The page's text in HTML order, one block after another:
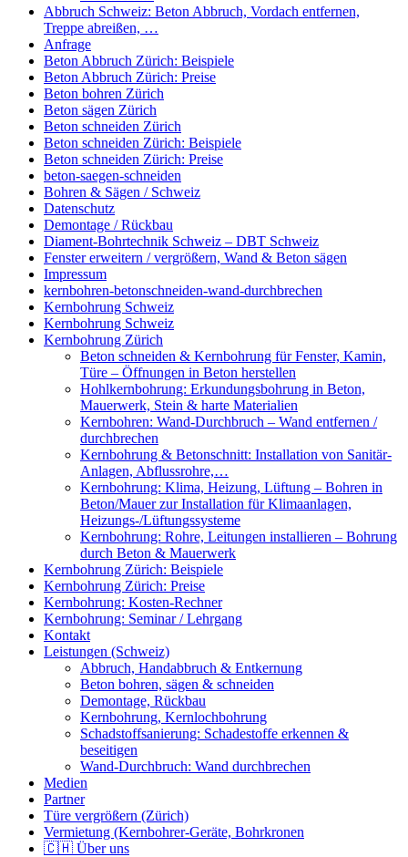
Abbruch Schweiz: Beton Abbruch, Vordach entfernen,
Treppe abreißen, …
Anfrage
Beton Abbruch Zürich: Beispiele
Beton Abbruch Zürich: Preise
Beton bohren Zürich
Beton sägen Zürich
Beton schneiden Zürich
Beton schneiden Zürich: Beispiele
Beton schneiden Zürich: Preise
beton-saegen-schneiden
Bohren & Sägen / Schweiz
Datenschutz
Demontage / Rückbau
Diament-Bohrtechnik Schweiz – DBT Schweiz
Fenster erweitern / vergrößern, Wand & Beton sägen
Impressum
kernbohren-betonschneiden-wand-durchbrechen
Kernbohrung Schweiz
Kernbohrung Schweiz
Kernbohrung Zürich
Beton schneiden & Kernbohrung für Fenster, Kamin,
Türe – Öffnungen in Beton herstellen
Hohlkernbohrung: Erkundungsbohrung in Beton,
Mauerwerk, Stein & harte Materialien
Kernbohren: Wand-Durchbruch – Wand entfernen /
durchbrechen
Kernbohrung & Betonschnitt: Installation von Sanitär-
Anlagen, Abflussrohre,…
Kernbohrung: Klima, Heizung, Lüftung – Bohren in
Beton/Mauer zur Installation für Klimaanlagen,
Heizungs-/Lüftungssysteme
Kernbohrung: Rohre, Leitungen installieren – Bohrung
durch Beton & Mauerwerk
Kernbohrung Zürich: Beispiele
Kernbohrung Zürich: Preise
Kernbohrung: Kosten-Rechner
Kernbohrung: Seminar / Lehrgang
Kontakt
Leistungen (Schweiz)
Abbruch, Handabbruch & Entkernung
Beton bohren, sägen & schneiden
Demontage, Rückbau
Kernbohrung, Kernlochbohrung
Schadstoffsanierung: Schadestoffe erkennen &
beseitigen
Wand-Durchbruch: Wand durchbrechen
Medien
Partner
Türe vergrößern (Zürich)
Vermietung (Kernbohrer-Geräte, Bohrkronen
🇨🇭 Über uns